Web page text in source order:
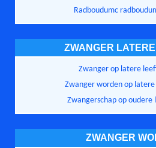
Radboudumc
ZWANGER
Zwanger op latere
Zwanger worden op
Zwangerschap op oudere
ZWANGER